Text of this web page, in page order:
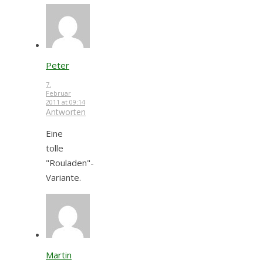
Peter
7.
Februar
2011 at 09:14
Antworten
Eine
tolle
"Rouladen"-
Variante.
Martin